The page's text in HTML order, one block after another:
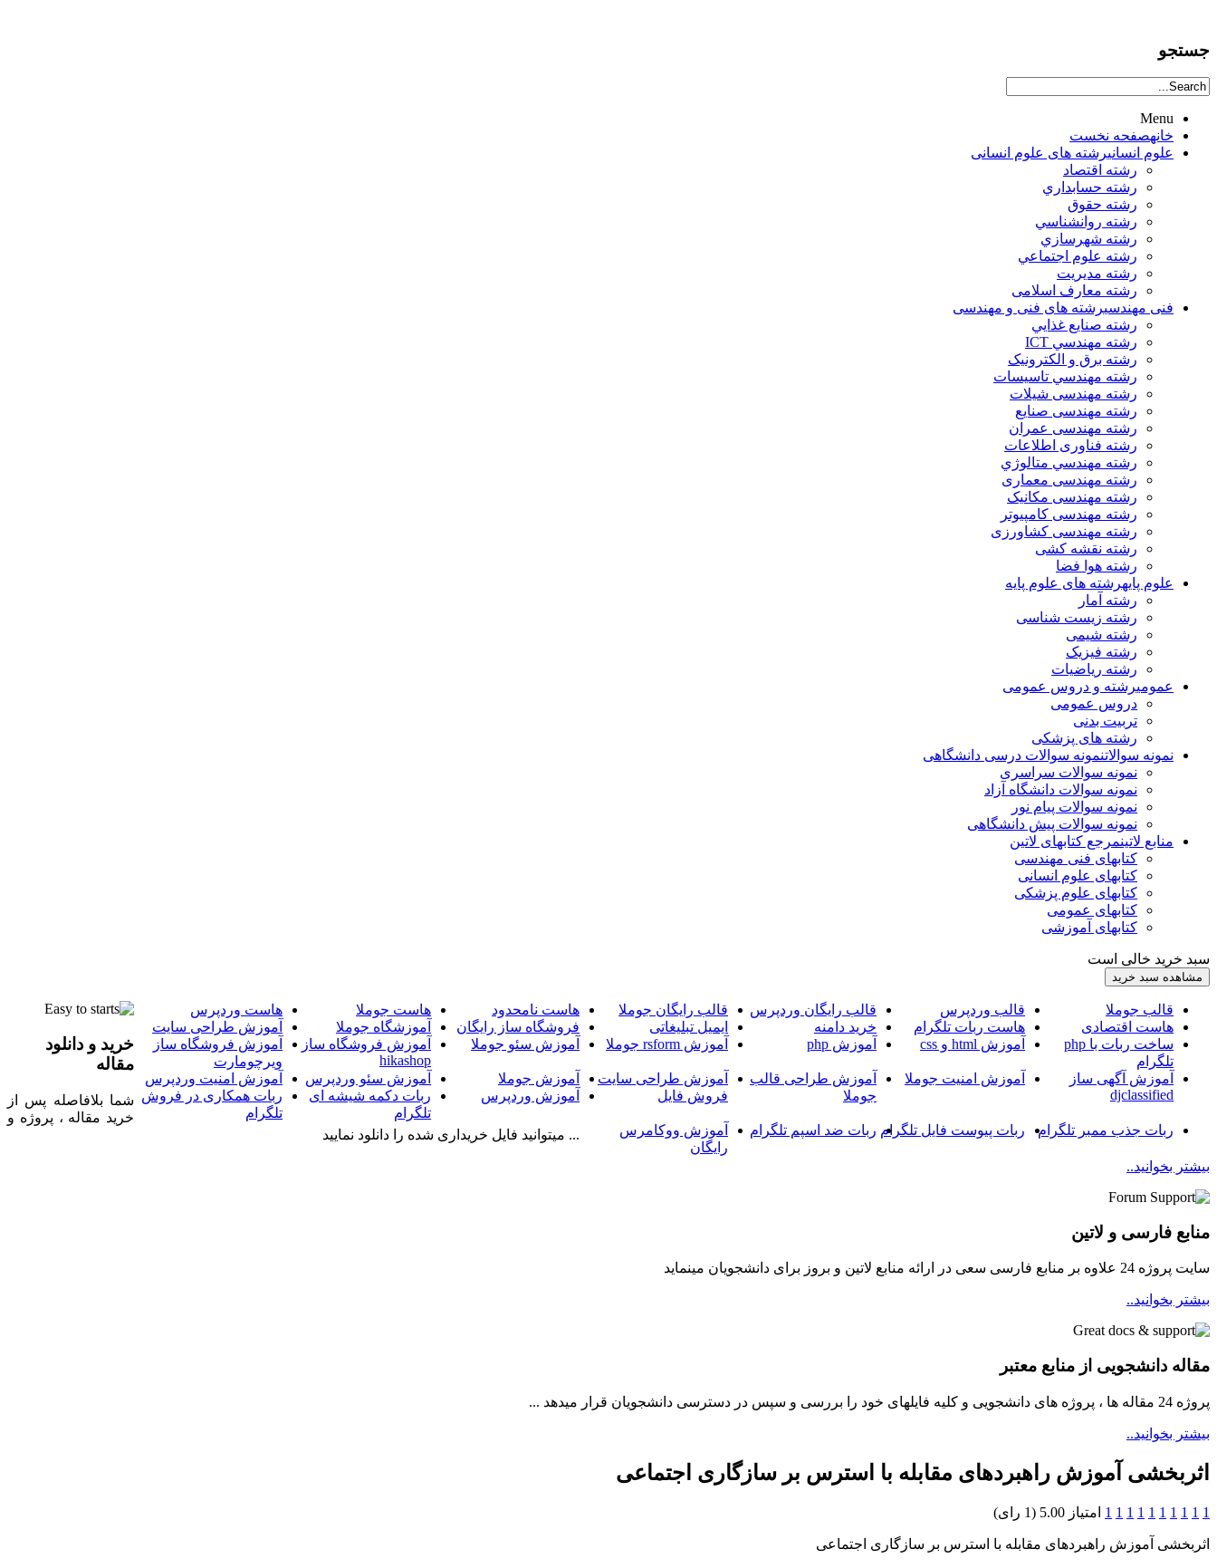
جستجو
Menu
خانهصفحه نخست
علوم انسانيرشته های علوم انسانی
رشته اقتصاد
رشته حسابداري
رشته حقوق
رشته روانشناسي
رشته شهرسازي
رشته علوم اجتماعي
رشته مديريت
رشته معارف اسلامی
فنی مهندسیرشته های فنی و مهندسی
رشته صنايع غذايي
رشته مهندسي ICT
رشته برق و الکترونيک
رشته مهندسي تاسيسات
رشته مهندسی شیلات
رشته مهندسی صنایع
رشته مهندسی عمران
رشته فناوری اطلاعات
رشته مهندسي متالوژي
رشته مهندسی معماری
رشته مهندسی مکانیک
رشته مهندسی کامپیوتر
رشته مهندسی کشاورزی
رشته نقشه کشی
رشته هوا فضا
علوم پایهرشته های علوم پایه
رشته آمار
رشته زیست شناسی
رشته شیمی
رشته فیزیک
رشته ریاضیات
عمومیرشته و دروس عمومی
دروس عمومی
تربیت بدنی
رشته های پزشکی
نمونه سوالاتنمونه سوالات درسی دانشگاهی
نمونه سوالات سراسری
نمونه سوالات دانشگاه آزاد
نمونه سوالات پیام نور
نمونه سوالات پیش دانشگاهی
منابع لاتینمرجع کتابهای لاتین
کتابهای فنی مهندسی
کتابهای علوم انسانی
کتابهای علوم پزشکی
کتابهای عمومی
کتابهای آموزشی
سبد خرید خالی است
قالب جوملا قالب وردپرس قالب رایگان وردپرس قالب رایگان جوملا هاست نامحدود هاست جوملا
هاست وردپرس
هاست اقتصادی
هاست ربات تلگرام خرید دامنه ایمیل تبلیغاتی فروشگاه ساز رایگان آموزشگاه جوملا
آموزش طراحی سایت
ساخت ربات با php
تلگرام
آموزش html و css آموزش php آموزش rsform جوملا آموزش سئو جوملا
آموزش فروشگاه ساز
hikashop
آموزش فروشگاه ساز
ویرچومارت
آموزش آگهی ساز
djclassified
آموزش امنیت جوملا
آموزش طراحی قالب
جوملا
آموزش طراحی سایت
فروش فایل
آموزش جوملا آموزش سئو وردپرس
آموزش امنیت وردپرس
آموزش وردپرس
ربات دکمه شیشه ای
تلگرام
ربات همکاری در فروش
تلگرام
ربات جذب ممبر تلگرام
ربات پیوست فایل تلگرام ربات ضد اسپم تلگرام
آموزش ووکامرس
رایگان
خرید و دانلود
مقاله
شما بلافاصله پس از
خرید مقاله ، پروژه و
... میتوانید فایل خریداری شده را دانلود نمایید
بیشتر بخوانید..
منابع فارسی و لاتین
سایت پروژه 24 علاوه بر منابع فارسی سعی در ارائه منابع لاتین و بروز برای دانشجویان مینماید
بیشتر بخوانید..
مقاله دانشجویی از منابع معتبر
پروژه 24 مقاله ها ، پروژه های دانشجویی و کلیه فایلهای خود را بررسی و سپس در دسترسی دانشجویان قرار میدهد ...
بیشتر بخوانید..
اثربخشی آموزش راهبردهای مقابله با استرس بر سازگاری اجتماعی
1
1
1
1
1
1
1
1
1
1 امتیاز 5.00 (1 رای)
اثربخشی آموزش راهبردهای مقابله با استرس بر سازگاری اجتماعی